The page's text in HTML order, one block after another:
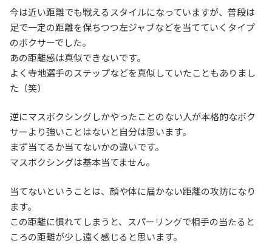
今は近い距離でも戦えるスタイルになっていますが、普段は
足で一定の距離を保ちつつ左ジャブなどを当てていくタイプ
のボクサーでした。
あの距離感は真似できないです。
よく寺地選手のステップなどを真似していたこともありまし
た（笑）
逆にマスボクシングしかやったことのない人が本格的なボク
サーより強いことはないと自分は思います。
まず当てるか当てないかの違いです。
マスボクシングは基本当てません。
当てないということは、顔や体に届かない距離の攻防になり
ます。
この距離に慣れてしまうと、スパーリングで相手の当たると
ころの距離が少し遠く感じると思います。